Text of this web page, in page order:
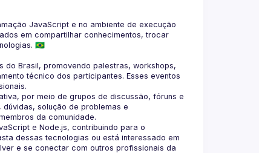
JavaScript e no ambiente de execução
em compartilhar conhecimentos, trocar
do Brasil, promovendo palestras, workshops,
técnico dos participantes. Esses eventos
por meio de grupos de discussão, fóruns e
solução de problemas e
e Node.js, contribuindo para o
dessas tecnologias ou está interessado em
e se conectar com outros profissionais da